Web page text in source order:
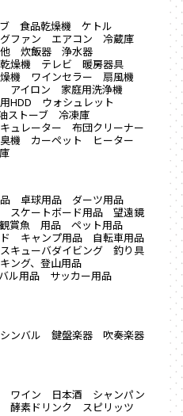
食品乾燥機
ケトル
ファン エアコン
冷蔵庫
炊飯器
浄水器
燥機 テレビ
暖房器具
機 ワインセラー
扇風機
アイロン
家庭用洗浄機
HDD
ウォシュレット
ストーブ
冷凍庫
ュレーター
布団クリーナー
機 カーペット
ヒーター
卓球用品
ダーツ用品
スケートボード用品
望遠鏡
観賞魚 用品
ペット用品
キャンプ用品
自転車用品
スキューバダイビング
釣り具
ング、登山用品
ル用品
サッカー用品
シンバル 鍵盤楽器
吹奏楽器
ワイン 日本酒
シャンパン
酵素ドリンク
スピリッツ